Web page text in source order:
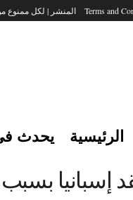
Terms and المنشر | لكل ممنوع
الرئيسية يحدث
إسبانيا